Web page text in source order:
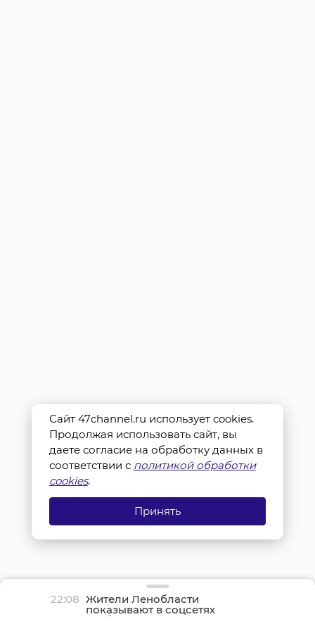
22:08 Жители Ленобласти
показывают в соцсетях
грибные трофеи
Сайт 47channel.ru использует cookies.
Продолжая использовать сайт, вы
даете согласие на обработку данных в
соответствии с политикой обработки
cookies.
Принять